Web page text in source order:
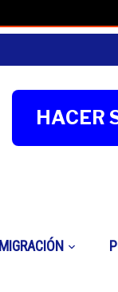
HACER
MIGRACIÓN